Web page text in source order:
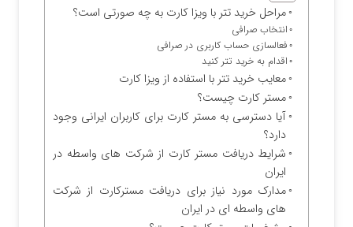
مراحل خرید تتر با ویزا کارت به چه صورتی است؟
انتخاب صرافی
فعالسازی حساب کاربری در صرافی
اقدام به خرید تتر کنید
معایب خرید تتر با استفاده از ویزا کارت
مستر کارت چیست؟
آیا دسترسی به مستر کارت برای کاربران ایرانی وجود
دارد؟
شرایط دریافت مستر کارت از شرکت های واسطه در
ایران
مدارک مورد نیاز برای دریافت مسترکارت از شرکت
های واسطه ای در ایران